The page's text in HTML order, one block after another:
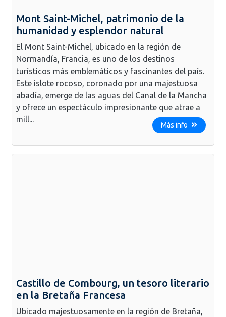
Mont Saint-Michel, patrimonio de la
humanidad y esplendor natural
El Mont Saint-Michel, ubicado en la región de
Normandía, Francia, es uno de los destinos
turísticos más emblemáticos y fascinantes del país.
Este islote rocoso, coronado por una majestuosa
abadía, emerge de las aguas del Canal de la Mancha
y ofrece un espectáculo impresionante que atrae a
mill...
Más info
Castillo de Combourg, un tesoro literario
en la Bretaña Francesa
Ubicado majestuosamente en la región de Bretaña,